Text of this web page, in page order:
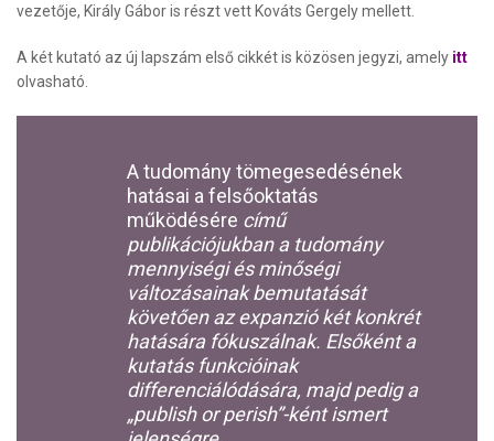
vezetője, Király Gábor is részt vett Kováts Gergely mellett.
A két kutató az új lapszám első cikkét is közösen jegyzi, amely itt
olvasható.
A tudomány tömegesedésének
hatásai a felsőoktatás
működésére című
publikációjukban a tudomány
mennyiségi és minőségi
változásainak bemutatását
követően az expanzió két konkrét
hatására fókuszálnak. Elsőként a
kutatás funkcióinak
differenciálódására, majd pedig a
„publish or perish”-ként ismert